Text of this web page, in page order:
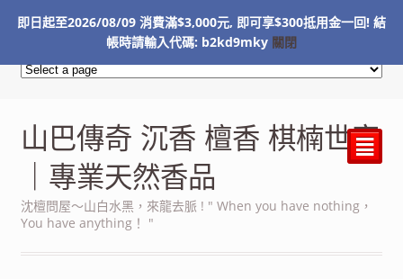
山巴傳奇 沉香 檀香 棋楠世家
｜專業天然香品
沈檀問屋～山白水黑，來龍去脈 ! " When you have nothing，
You have anything！ "
²
即日起至2026/08/09 消費滿$3,000元, 即可享$300抵用金一回! 結
帳時請輸入代碼: b2kd9mky 關閉